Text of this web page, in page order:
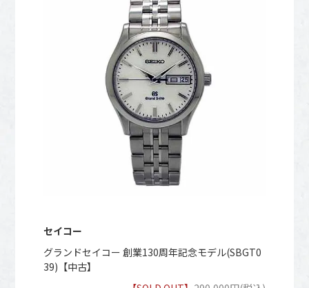
セイコー
グランドセイコー 創業130周年記念モデル(SBGT0
39)【中古】